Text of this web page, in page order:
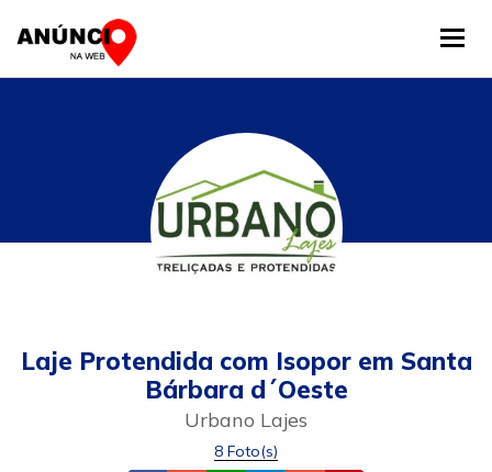
Laje Protendida com Isopor em Santa
Bárbara d´Oeste
Urbano Lajes
8 Foto(s)